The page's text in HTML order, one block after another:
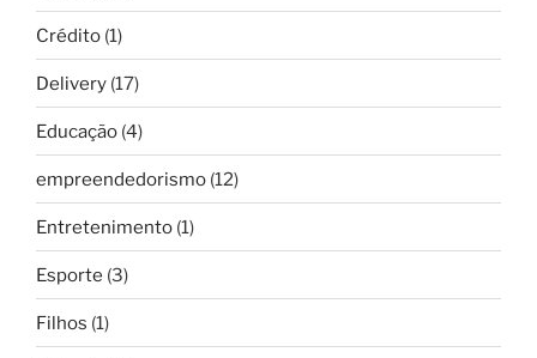
Crédito (1)
Delivery (17)
Educação (4)
empreendedorismo (12)
Entretenimento (1)
Esporte (3)
Filhos (1)